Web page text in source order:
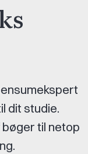
dit studie.
til netop